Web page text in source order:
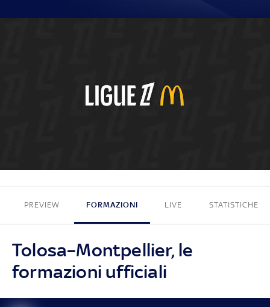
1 - 2
PREVIEW FORMAZIONI LIVE STATISTICHE
Tolosa–Montpellier, le
formazioni ufficiali